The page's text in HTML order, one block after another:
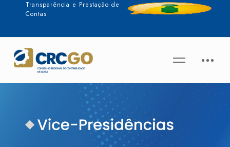
Transparência e Prestação de
Contas